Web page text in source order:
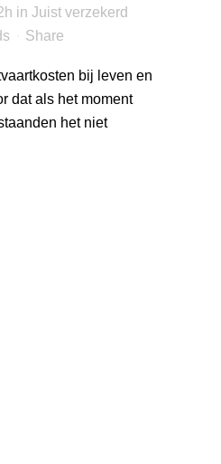
in Juist verzekerd
Share
bij leven en
dat als het moment
het niet